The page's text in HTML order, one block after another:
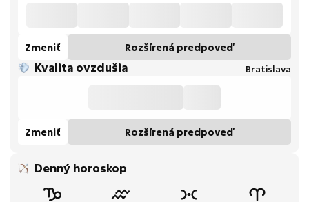
Zmeniť Rozšírená predpoveď
Kvalita ovzdušia Bratislava
Zmeniť Rozšírená predpoveď
Denný horoskop